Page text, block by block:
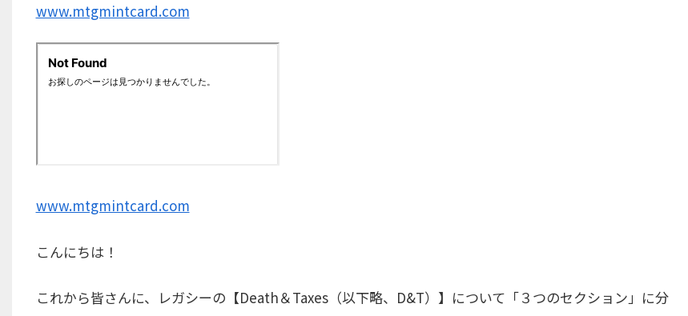
www.mtgmintcard.com
www.mtgmintcard.com
こんにちは！
これから皆さんに、レガシーの【Death＆Taxes（以下略、D&T）】について「３つのセクション」に分